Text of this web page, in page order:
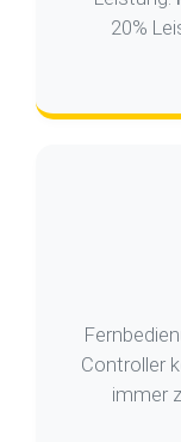
20%
Controller
immer